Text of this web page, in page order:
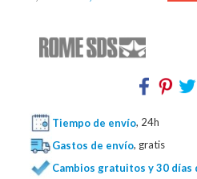
Tiempo de envío, 24h
Gastos de envío, gratis
Cambios gratuitos y 30 días